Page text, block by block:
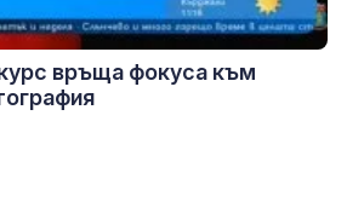
връща фокуса към